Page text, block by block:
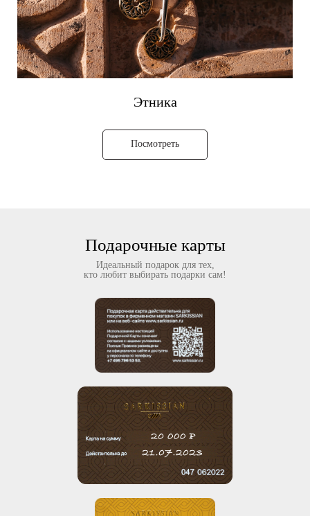
Этника
Посмотреть
Подарочные карты
Идеальный подарок для тех,
кто любит выбирать подарки сам!